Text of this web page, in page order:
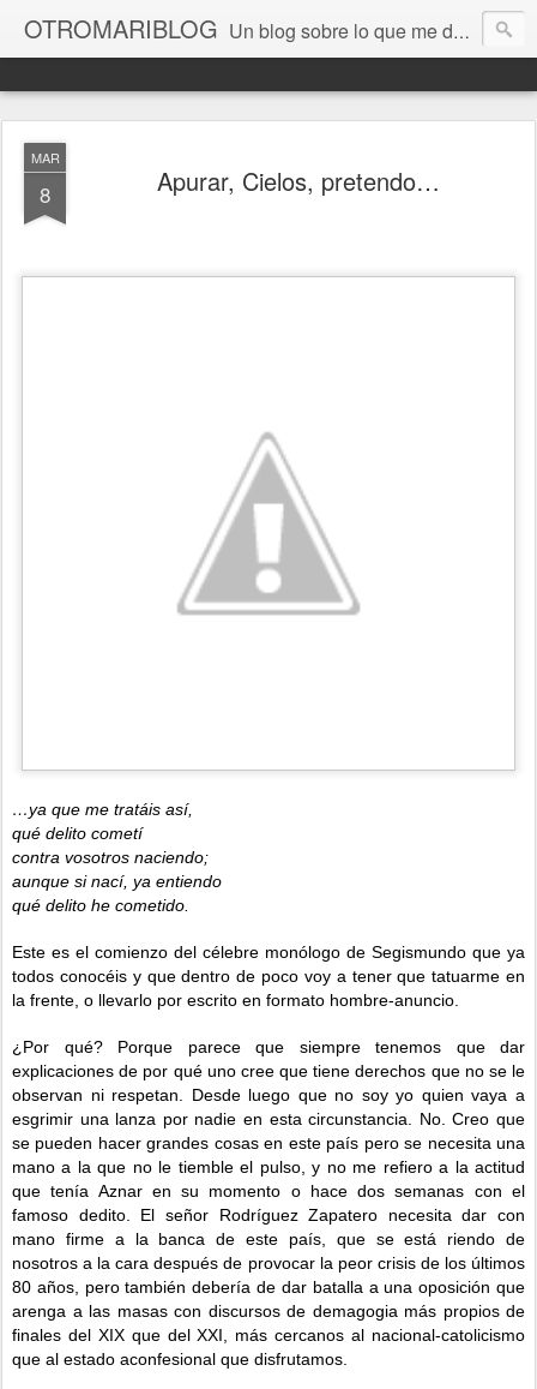
OTROMARIBLOG Un blog sobre lo que me da la gana, así en general, desde lo personal a cuestiones LGTB, vamos, mis mariconadas y esas cosas del Orgullo, la reivindicación y, en general, de reclamar las cosas que son justas y que cada cual haga lo que le venga en gana siempre que no moleste al vecino; cosas que ver, visitar... algún viaje... de todo un poco. Ah, y aquí a las chivatas no las queremos ver ni en pintura.
MAR
8 Apurar, Cielos, pretendo…
…ya que me tratáis así,
qué delito cometí
contra vosotros naciendo;
aunque si nací, ya entiendo
qué delito he cometido.
Este es el comienzo del célebre monólogo de Segismundo que ya
todos conocéis y que dentro de poco voy a tener que tatuarme en
la frente, o llevarlo por escrito en formato hombre-anuncio.
¿Por qué? Porque parece que siempre tenemos que dar
explicaciones de por qué uno cree que tiene derechos que no se le
observan ni respetan. Desde luego que no soy yo quien vaya a
esgrimir una lanza por nadie en esta circunstancia. No. Creo que
se pueden hacer grandes cosas en este país pero se necesita una
mano a la que no le tiemble el pulso, y no me refiero a la actitud
que tenía Aznar en su momento o hace dos semanas con el
famoso dedito. El señor Rodríguez Zapatero necesita dar con
mano firme a la banca de este país, que se está riendo de
nosotros a la cara después de provocar la peor crisis de los últimos
80 años, pero también debería de dar batalla a una oposición que
arenga a las masas con discursos de demagogia más propios de
finales del XIX que del XXI, más cercanos al nacional-catolicismo
que al estado aconfesional que disfrutamos.